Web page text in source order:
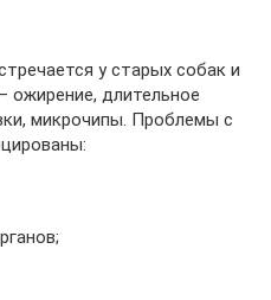
у старых собак и
ожирение, длительное
микрочипы. Проблемы с